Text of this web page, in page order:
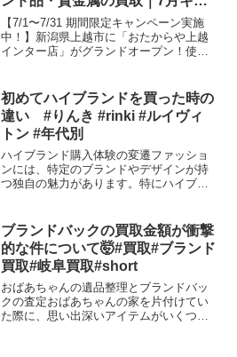
ンペーン実施中
【7/1〜7/31 期間限定キャンペーン実施
中！】新潟県上越市に「おたからや上越
インター店」がグランドオープン！使わ
まずは無料査定へお気軽にどうぞ。🔗 店
舗詳細・アクセ...
初めてハイブランドを買った時の
違い #りんき #rinki #ルイヴィ
トン #年代別
ハイブランド購入体験の変遷ファッショ
ンには、特定のブランドやデザインが持
つ独自の魅力があります。特にハイブラ
では、学生から社会人にかけてのハイブ
ランド購入体験の変化を見...
ブランドバックの買取金額が衝撃
的な件について🤯#買取#ブランド
買取#岐阜買取#short
おばあちゃんの遺品整理とブランドバッ
クの査定おばあちゃんの家を片付けてい
た際に、思い出深いアイテムがいくつか